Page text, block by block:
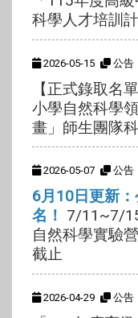
科學人才培訓
2026-05-15 公告
【正式錄取名
小學自然科學
畫」師生團隊
2026-05-07 公告
6月10日更新
名 ！ 7/11~7/
自然科學實驗
截止
2026-04-29 公告